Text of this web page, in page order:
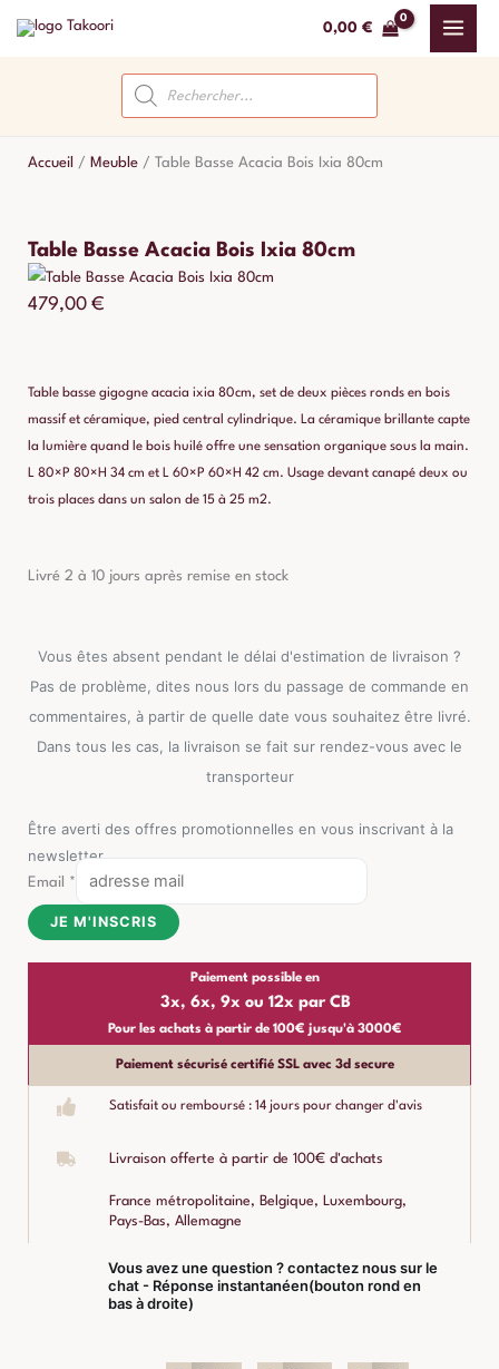
0,00 €
Recherche
de
produits
Accueil / Meuble / Table Basse Acacia Bois Ixia 80cm
Table Basse Acacia Bois Ixia 80cm
479,00 €
Table basse gigogne acacia ixia 80cm, set de deux pièces ronds en bois
massif et céramique, pied central cylindrique. La céramique brillante capte
la lumière quand le bois huilé offre une sensation organique sous la main.
L 80×P 80×H 34 cm et L 60×P 60×H 42 cm. Usage devant canapé deux ou
trois places dans un salon de 15 à 25 m2.
Livré 2 à 10 jours après remise en stock
Vous êtes absent pendant le délai d'estimation de livraison ?
Pas de problème, dites nous lors du passage de commande en
commentaires, à partir de quelle date vous souhaitez être livré.
Dans tous les cas, la livraison se fait sur rendez-vous avec le
transporteur
Être averti des offres promotionnelles en vous inscrivant à la
newsletter
Email *
JE M'INSCRIS
Paiement possible en
3x, 6x, 9x ou 12x par CB
Pour les achats à partir de 100€ jusqu'à 3000€
Paiement sécurisé certifié SSL avec 3d secure
Satisfait ou remboursé : 14 jours pour changer d'avis
Livraison offerte à partir de 100€ d'achats
France métropolitaine, Belgique, Luxembourg,
Pays-Bas, Allemagne
Vous avez une question ? contactez nous sur le
chat - Réponse instantanéen(bouton rond en
bas à droite)